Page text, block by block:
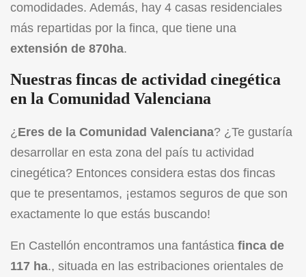
comodidades. Además, hay 4 casas residenciales
más repartidas por la finca, que tiene una
extensión de 870ha.
Nuestras fincas de actividad cinegética
en la Comunidad Valenciana
¿Eres de la Comunidad Valenciana? ¿Te gustaría
desarrollar en esta zona del país tu actividad
cinegética? Entonces considera estas dos fincas
que te presentamos, ¡estamos seguros de que son
exactamente lo que estás buscando!
En Castellón encontramos una fantástica finca de
117 ha., situada en las estribaciones orientales de